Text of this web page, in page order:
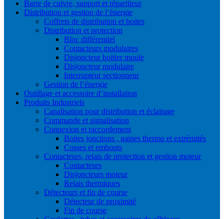
Barre de cuivre, support et répartiteur
Distribution et gestion de l’énergie
Coffrets de distribution et boites
Distribution et protection
Bloc différentiel
Contacteurs modulaires
Disjoncteur boitier moule
Disjoncteur modulaire
Interrupteur sectionneur
Gestion de l’énergie
Outillage et accessoire d’installation
Produits Industriels
Canalisation pour distribution et éclairage
Commande et signalisation
Connexion et raccordement
Boites jonctions , gaines thermo et extrémités
Cosses et embouts
Contacteurs, relais de protection et gestion moteur
Contacteurs
Disjoncteurs moteur
Relais thermiques
Détecteurs et fin de course
Détecteur de proximité
Fin de course